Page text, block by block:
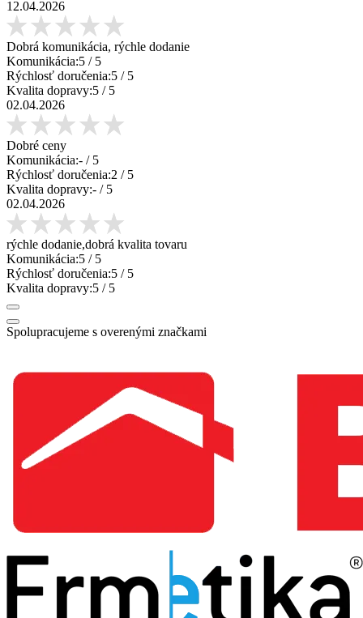
12.04.2026
Dobrá komunikácia, rýchle dodanie
Komunikácia:5 / 5
Rýchlosť doručenia:5 / 5
Kvalita dopravy:5 / 5
02.04.2026
Dobré ceny
Komunikácia:- / 5
Rýchlosť doručenia:2 / 5
Kvalita dopravy:- / 5
02.04.2026
rýchle dodanie,dobrá kvalita tovaru
Komunikácia:5 / 5
Rýchlosť doručenia:5 / 5
Kvalita dopravy:5 / 5
Spolupracujeme s overenými značkami